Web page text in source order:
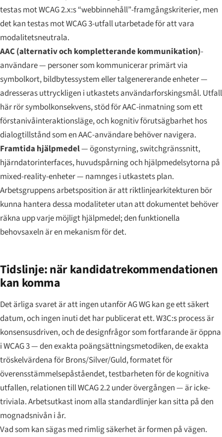
testas mot WCAG 2.x:s “webbinnehåll”-framgångskriterier, men
det kan testas mot WCAG 3-utfall utarbetade för att vara
modalitetsneutrala.
AAC (alternativ och kompletterande kommunikation)-
användare — personer som kommunicerar primärt via
symbolkort, bildbytessystem eller talgenererande enheter —
adresseras uttryckligen i utkastets användarforskingsmål. Utfall
här rör symbolkonsekvens, stöd för AAC-inmatning som ett
förstanivåinteraktionsläge, och kognitiv förutsägbarhet hos
dialogtillstånd som en AAC-användare behöver navigera.
Framtida hjälpmedel— ögonstyrning, switchgränssnitt,
hjärndatorinterfaces, huvudspårning och hjälpmedelsytorna på
mixed-reality-enheter — namnges i utkastets plan.
Arbetsgruppens arbetsposition är att riktlinjearkitekturen bör
kunna hantera dessa modaliteter utan att dokumentet behöver
räkna upp varje möjligt hjälpmedel; den funktionella
behovsaxeln är en mekanism för det.
Tidslinje: när kandidatrekommendationen
kan komma
Det ärliga svaret är att ingen utanför AG WG kan ge ett säkert
datum, och ingen inuti det har publicerat ett. W3C:s process är
konsensusdriven, och de designfrågor som fortfarande är öppna
i WCAG 3 — den exakta poängsättningsmetodiken, de exakta
tröskelvärdena för Brons/Silver/Guld, formatet för
överensstämmelsepåståendet, testbarheten för de kognitiva
utfallen, relationen till WCAG 2.2 under övergången — är icke-
triviala. Arbetsutkast inom alla standardlinjer kan sitta på den
mognadsnivån i år.
Vad som kan sägas med rimlig säkerhet är formen på vägen.